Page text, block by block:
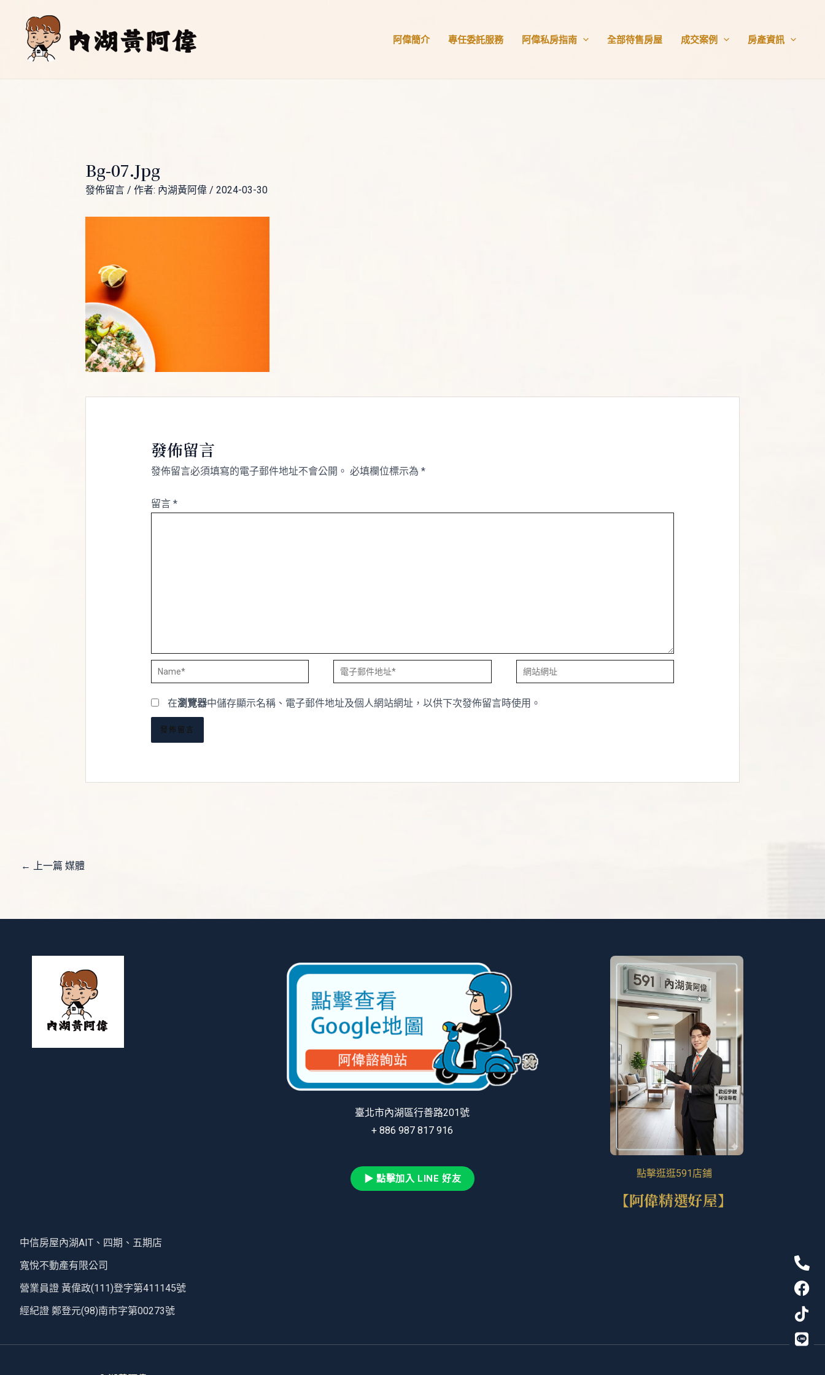
阿偉簡介 專任委託服務 阿偉私房指南 全部待售房屋 成交案例 房產資訊
Bg-07.jpg
發佈留言 / 作者: 內湖黃阿偉 / 2024-03-30
發佈留言
發佈留言必須填寫的電子郵件地址不會公開。 必填欄位標示為*
留言*
Name*
電
子
郵
網
站
網
在瀏覽器中儲存顯示名稱、電子郵件地址及個人網站網址，以供下次發佈留言時使用。
navigation
← 上一篇 媒體
h
o
n
e
-
a
a
c
e
b
o
o
i
k
t
o
k
i
n
e
臺北市內湖區行善路201號
+ 886 987 817 916
▶ 點擊加入 LINE 好友 點擊逛逛591店鋪
【阿偉精選好屋】
中信房屋內湖AIT、四期、五期店
寬悅不動產有限公司
營業員證 黃偉政(111)登字第411145號
經紀證 鄭登元(98)南市字第00273號